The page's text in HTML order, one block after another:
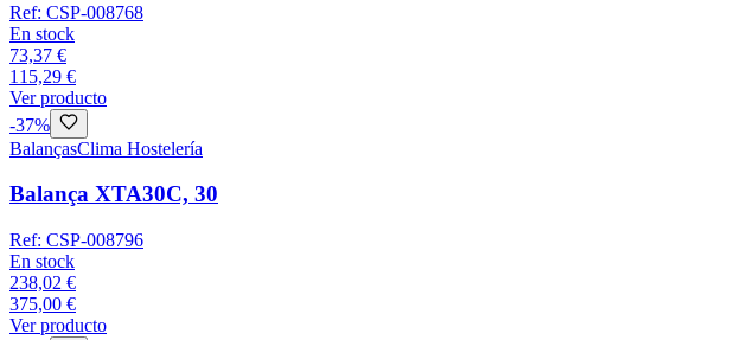
Ref: CSP-008768
En stock
73,37 €
115,29 €
Ver producto
-37%
BalançasClima Hostelería
Balança XTA30C, 30
Ref: CSP-008796
En stock
238,02 €
375,00 €
Ver producto